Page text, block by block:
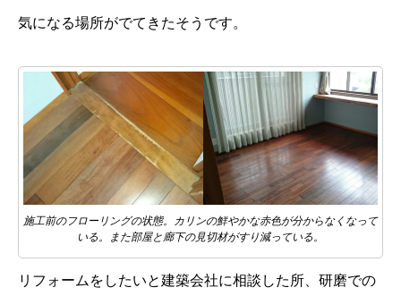
気になる場所がでてきたそうです。
施工前のフローリングの状態。カリンの鮮やかな赤色が分からなくなって
いる。また部屋と廊下の見切材がすり減っている。
リフォームをしたいと建築会社に相談した所、研磨での